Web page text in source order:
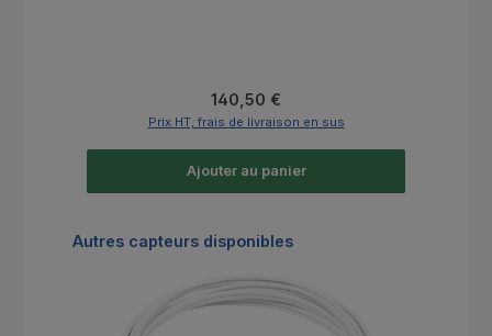
Prix régulier :
140,50 €
Prix HT, frais de livraison en sus
Ajouter au panier
Ignorer la galerie de produits
Autres capteurs disponibles